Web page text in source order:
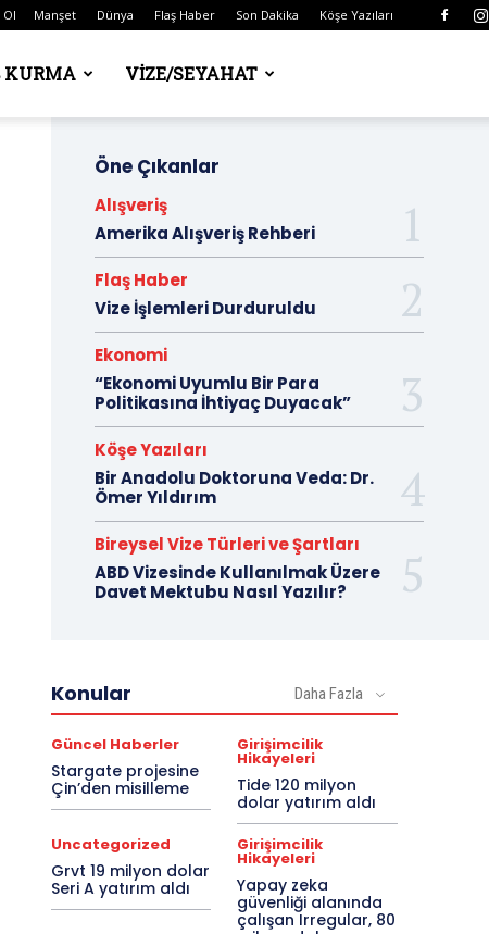
Ol Manşet Dünya Flaş Haber Son Dakika Köşe Yazıları
KURMA VIZE/SEYAHAT
Öne Çıkanlar
Alışveriş
Amerika Alışveriş Rehberi
Flaş Haber
Vize İşlemleri Durduruldu
Ekonomi
“Ekonomi Uyumlu Bir Para
Politikasına İhtiyaç Duyacak”
Köşe Yazıları
Bir Anadolu Doktoruna Veda: Dr.
Ömer Yıldırım
Bireysel Vize Türleri ve Şartları
ABD Vizesinde Kullanılmak Üzere
Davet Mektubu Nasıl Yazılır?
Konular Daha Fazla
Güncel Haberler
Stargate projesine
Çin’den misilleme
Girişimcilik
Hikayeleri
Tide 120 milyon
dolar yatırım aldı
Uncategorized
Grvt 19 milyon dolar
Seri A yatırım aldı
Girişimcilik
Hikayeleri
Yapay zeka
güvenliği alanında
çalışan Irregular, 80